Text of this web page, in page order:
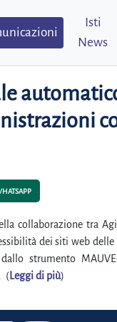
Isti
News
collaborazione tra
dei siti web
strumento
(Leggi di più)